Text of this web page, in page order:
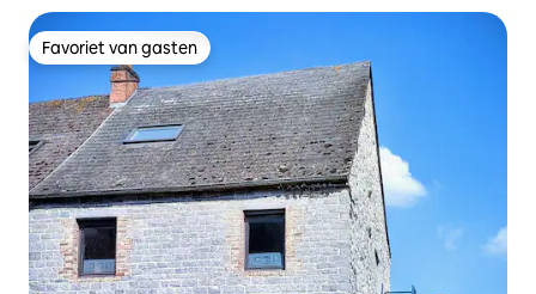
Favoriet van gasten
Favoriet van gasten